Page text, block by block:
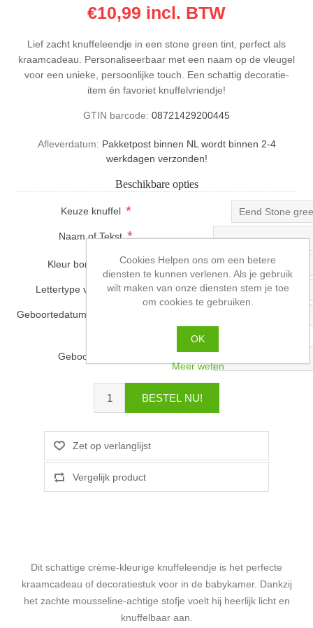
€10,99 incl. BTW
Lief zacht knuffeleendje in een stone green tint, perfect als
kraamcadeau. Personaliseerbaar met een naam op de vleugel
voor een unieke, persoonlijke touch. Een schattig decoratie-
item én favoriet knuffelvriendje!
GTIN barcode: 08721429200445
Afleverdatum: Pakketpost binnen NL wordt binnen 2-4
werkdagen verzonden!
Beschikbare opties
Keuze knuffel *
Naam of Tekst *
Kleur borduurgaren *
Lettertype voor borduren *
Geboortedatum op andere vleugel
Geboortedatum
Dit schattige crème-kleurige knuffeleendje is het perfecte
kraamcadeau of decoratiestuk voor in de babykamer. Dankzij
het zachte mousseline-achtige stofje voelt hij heerlijk licht en
knuffelbaar aan.
Cookies Helpen ons om een betere
diensten te kunnen verlenen. Als je gebruik
wilt maken van onze diensten stem je toe
om cookies te gebruiken.
OK
Meer weten